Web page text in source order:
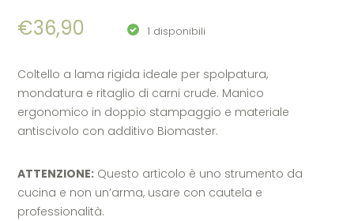
€36,90 1 disponibili
Coltello a lama rigida ideale per spolpatura,
mondatura e ritaglio di carni crude. Manico
ergonomico in doppio stampaggio e materiale
antiscivolo con additivo Biomaster.
ATTENZIONE: Questo articolo è uno strumento da
cucina e non un’arma, usare con cautela e
professionalità.